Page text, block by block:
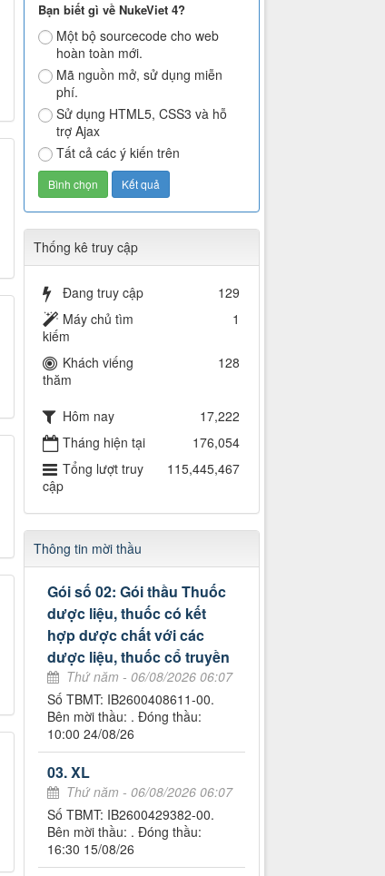
Bạn biết gì về NukeViet 4?
Một bộ sourcecode cho web
hoàn toàn mới.
Mã nguồn mở, sử dụng miễn
phí.
Sử dụng HTML5, CSS3 và hỗ
trợ Ajax
Tất cả các ý kiến trên
Thống kê truy cập
Đang truy cập
129
Máy chủ tìm
kiếm
1
Khách viếng
thăm
128
Hôm nay
17,222
Tháng hiện tại
176,054
Tổng lượt truy
cập
115,445,467
Thông tin mời thầu
Gói số 02: Gói thầu Thuốc
dược liệu, thuốc có kết
hợp dược chất với các
dược liệu, thuốc cổ truyền
Thứ năm - 06/08/2026 06:07
Số TBMT: IB2600408611-00.
Bên mời thầu: . Đóng thầu:
10:00 24/08/26
03. XL
Thứ năm - 06/08/2026 06:07
Số TBMT: IB2600429382-00.
Bên mời thầu: . Đóng thầu:
16:30 15/08/26